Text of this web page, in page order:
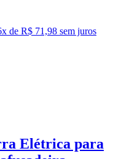
x de R$ 71,98 sem juros
Elétrica para